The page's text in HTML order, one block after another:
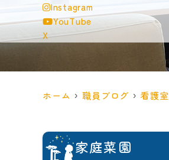
Instagram
YouTube
X
ホーム 職員ブログ 看護室
家庭菜園